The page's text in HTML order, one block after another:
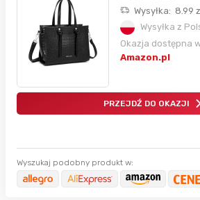
Wysyłka: 8.99
Wysyłka z
Okazja dostępna
Amazon.pl
PRZEJDŹ DO OKAZJI
Wyszukaj podobny produkt w: